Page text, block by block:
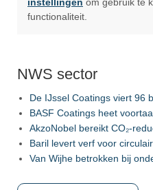
instellingen om gebruik te
functionaliteit.
NWS sector
De IJssel Coatings viert 96
BASF Coatings heet
AkzoNobel bereikt CO₂-
Baril levert verf voor
Van Wijhe betrokken bij